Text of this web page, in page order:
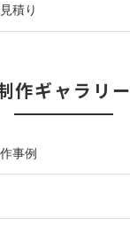
積り
作ギャラリー
事例